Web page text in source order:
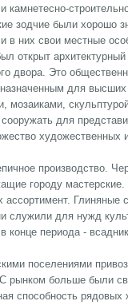
камнетесно-
зодчие были хорошо
них свои местные
открыт
двора. Это
для
мозаиками,
для
художественных
производство.
городу
Глиняные
служили для нужд
периода -
поселениями
рынком больше были
способность